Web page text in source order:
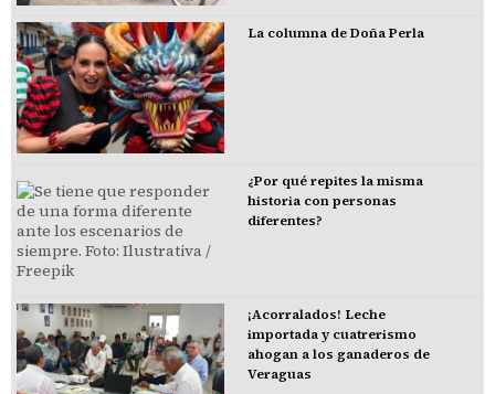
La columna de Doña Perla
¿Por qué repites la misma
historia con personas
diferentes?
¡Acorralados! Leche
importada y cuatrerismo
ahogan a los ganaderos de
Veraguas